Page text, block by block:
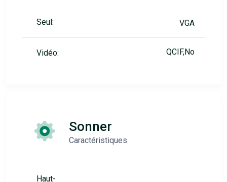
Seul: VGA
Vidéo: QCIF,No
Sonner
Caractéristiques
Haut-